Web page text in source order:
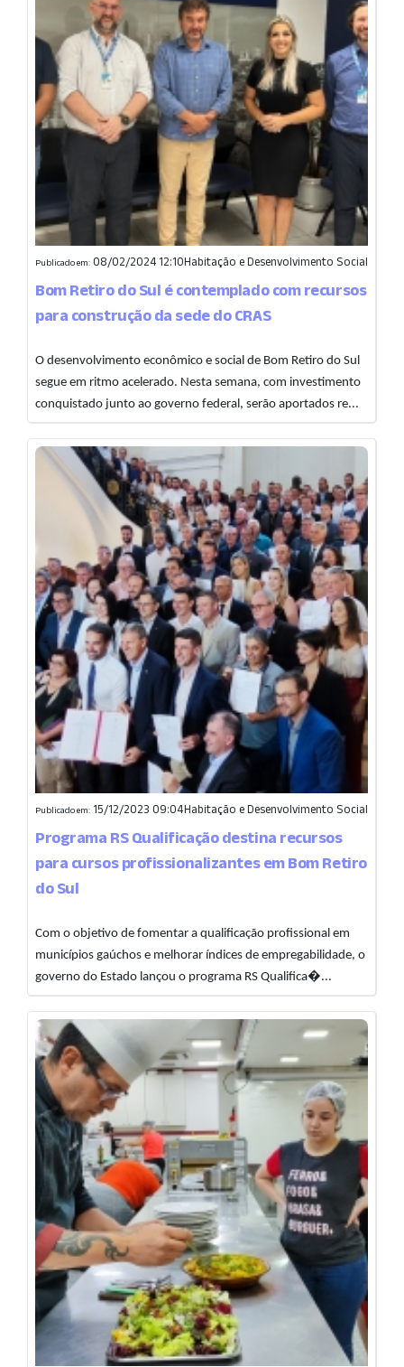
Publicado em: 08/02/2024 12:10Habitação e Desenvolvimento Social
Bom Retiro do Sul é contemplado com recursos
para construção da sede do CRAS
O desenvolvimento econômico e social de Bom Retiro do Sul
segue em ritmo acelerado. Nesta semana, com investimento
conquistado junto ao governo federal, serão aportados re...
Publicado em: 15/12/2023 09:04Habitação e Desenvolvimento Social
Programa RS Qualificação destina recursos
para cursos profissionalizantes em Bom Retiro
do Sul
Com o objetivo de fomentar a qualificação profissional em
municípios gaúchos e melhorar índices de empregabilidade, o
governo do Estado lançou o programa RS Qualifica�...